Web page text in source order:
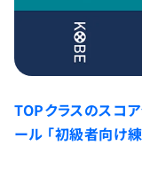
TOPクラスのスコ
ール 「初級者向け練